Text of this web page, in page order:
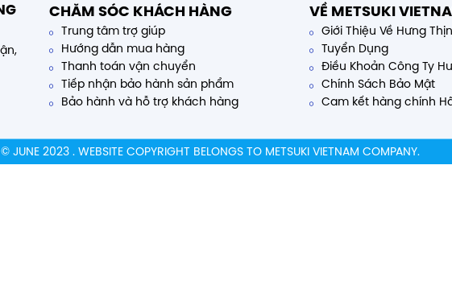
CHĂM SÓC KHÁCH HÀNG
Trung tâm trợ giúp
Hướng dẫn mua hàng
Thanh toán vận chuyển
Tiếp nhận bảo hành sản phẩm
Bảo hành và hỗ trợ khách hàng
VỀ METSUKI
Giới Thiệu Về Hưng
Tuyển Dụng
Điều Khoản Công Ty
Chính Sách Bảo Mật
Cam kết hàng chính
© JUNE 2023 . WEBSITE COPYRIGHT BELONGS TO METSUKI VIETNAM COMPANY.